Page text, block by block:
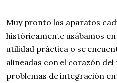
Muy pronto los aparatos
históricamente usábamos
utilidad práctica o se
alineadas con el corazón del
problemas de integración